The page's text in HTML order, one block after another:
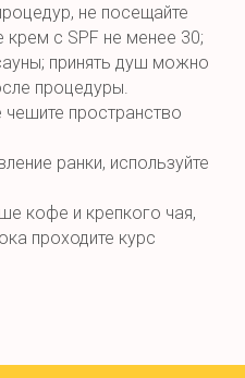
не посещайте
крем с SPF не менее 30;
принять душ можно
процедуры.
чешите пространство
ранки, используйте
кофе и крепкого чая,
проходите курс